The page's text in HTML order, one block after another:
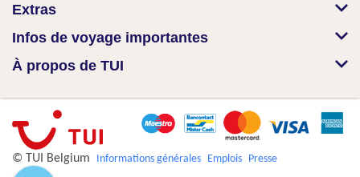
Extras
Infos de voyage importantes
À propos de TUI
© TUI Belgium Informations générales Emplois Presse